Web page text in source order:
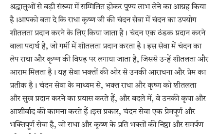
श्रद्धालुओं से बड़ी संख्या में सम्मिलित होकर पुण्य लाभ लेने का आग्रह किया
है।आपको बता दे कि राधा कृष्ण जी की चंदन सेवा में चंदन का उपयोग
शीतलता प्रदान करने के लिए किया जाता है। चंदन एक ठंडक प्रदान करने
वाला पदार्थ है, जो गर्मी में शीतलता प्रदान करता है। इस सेवा में चंदन का
लेप राधा और कृष्ण की विग्रह पर लगाया जाता है, जिससे उन्हें शीतलता और
आराम मिलता है। यह सेवा भक्तों की ओर से उनकी आराधना और प्रेम का
प्रतीक है। चंदन सेवा के माध्यम से, भक्त राधा और कृष्ण को शीतलता
और सुख प्रदान करने का प्रयास करते हैं, और बदले में, वे उनकी कृपा और
आशीर्वाद की कामना करते हैं।इस प्रकार, चंदन सेवा एक प्रेमपूर्ण और
भक्तिपूर्ण सेवा है, जो राधा और कृष्ण के प्रति भक्तों की निष्ठा और समर्पण